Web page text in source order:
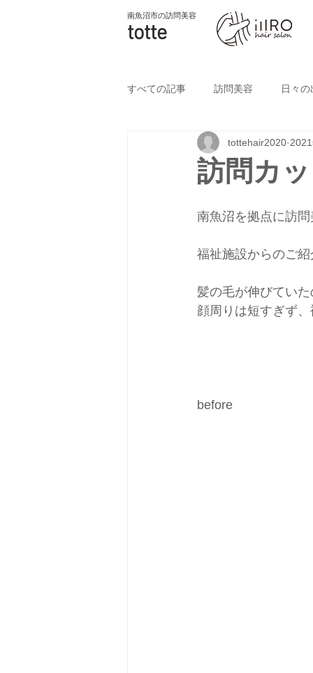
南魚沼市の訪問美容
totte
すべての記事 訪問美容 日々
訪問カ
tottehair2020
南魚沼を拠点に訪
福祉施設からのご
髪の毛が伸びてい
顔周りは短すぎず
before